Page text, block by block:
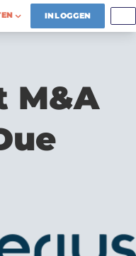
INLOGGEN
M&A